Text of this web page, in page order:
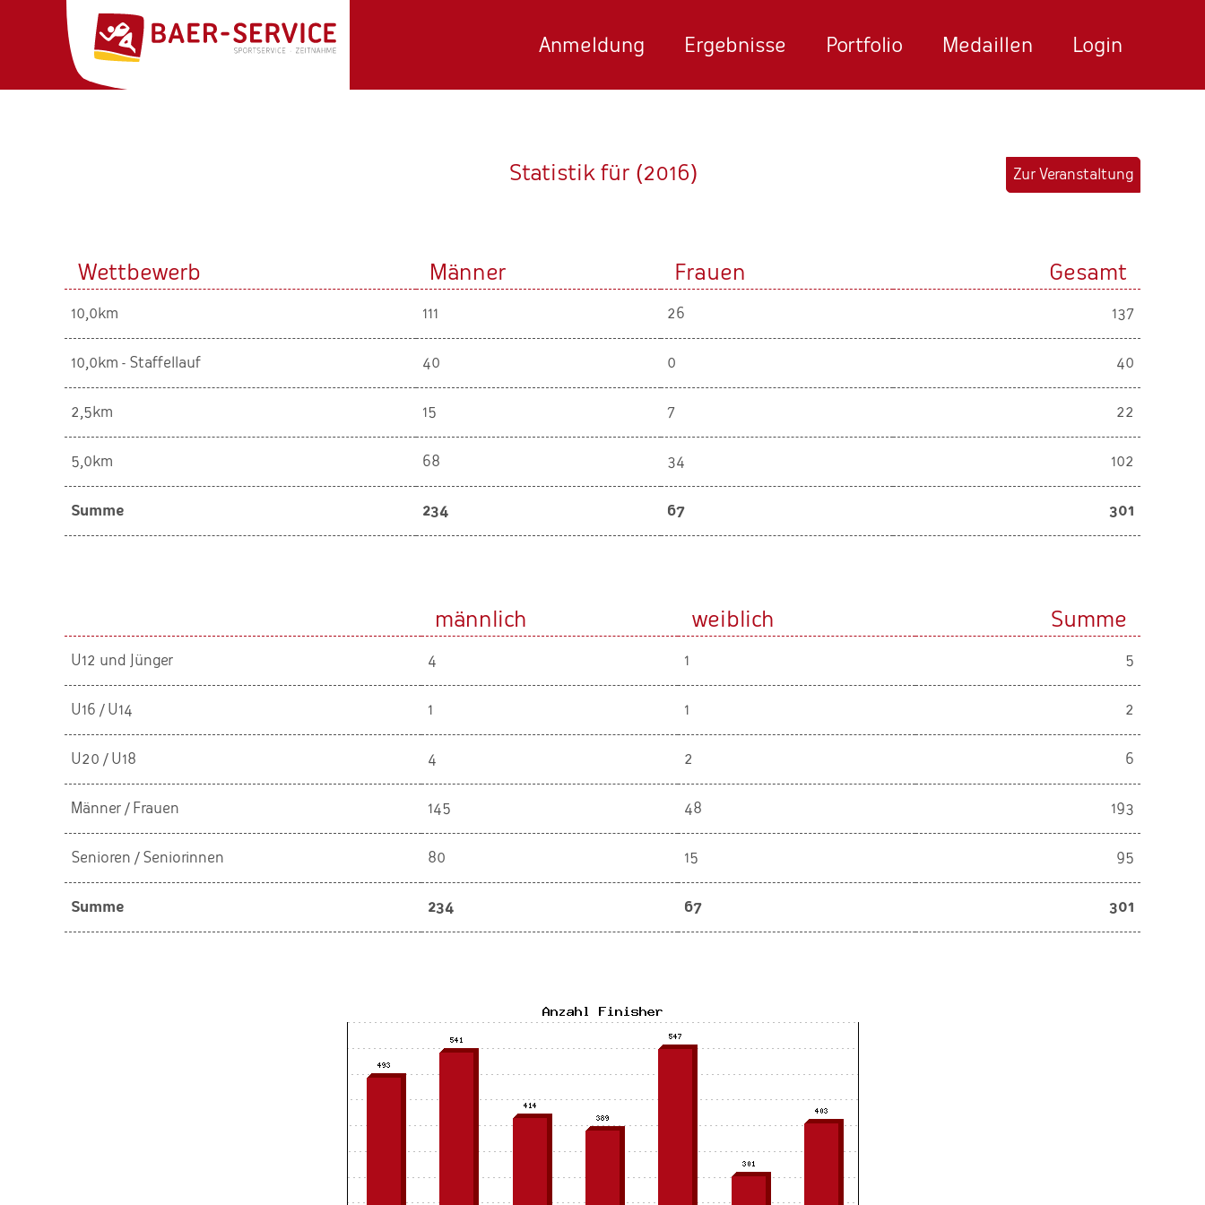
Anmeldung Ergebnisse Portfolio Medaillen Login
Statistik für (2016) Zur Veranstaltung
Wettbewerb Männer Frauen Gesamt
10,0km 111 26 137
10,0km - Staffellauf 40 0 40
2,5km 15 7 22
5,0km 68 34 102
Summe 234 67 301
männlich weiblich Summe
U12 und Jünger 4 1 5
U16 / U14 1 1 2
U20 / U18 4 2 6
Männer / Frauen 145 48 193
Senioren / Seniorinnen 80 15 95
Summe 234 67 301